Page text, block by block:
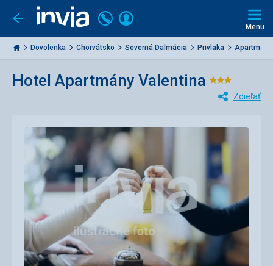
Ísť
späť
Invia.sk
Volajte
+421
2
3221
Prihlásiť
Menu
Dovolenka Chorvátsko Severná Dalmácia Privlaka
Hotel Apartmány Valentina
3/5
Zdieľať